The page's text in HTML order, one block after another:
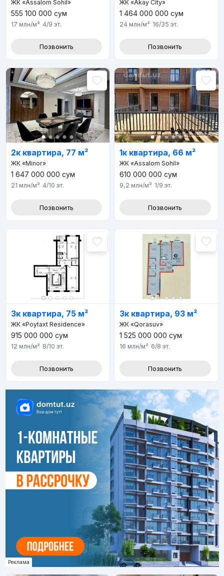
ЖК «Assalom Sohil»
555 100 000 сум
17 млн/м² 4/9 эт.
Позвонить
ЖК «Akay City»
1 464 000 000 сум
24 млн/м² 16/35 эт.
Позвонить
2к квартира, 77 м²
ЖК «Minor»
1 647 000 000 сум
21 млн/м² 4/10 эт.
Позвонить
1к квартира, 66 м²
ЖК «Assalom Sohil»
610 000 000 сум
9,2 млн/м² 1/9 эт.
Позвонить
3к квартира, 75 м²
ЖК «Poytaxt Residence»
915 000 000 сум
12 млн/м² 8/10 эт.
Позвонить
3к квартира, 93 м²
ЖК «Qorasuv»
1 525 000 000 сум
16 млн/м² 6/8 эт.
Позвонить
Реклама